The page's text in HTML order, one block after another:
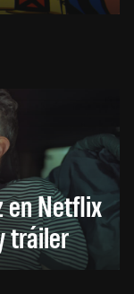
en Netflix
tráiler